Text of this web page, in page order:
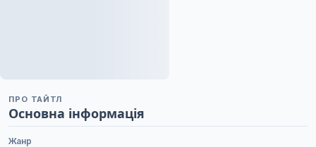
ПРО ТАЙТЛ
Основна інформація
Жанр